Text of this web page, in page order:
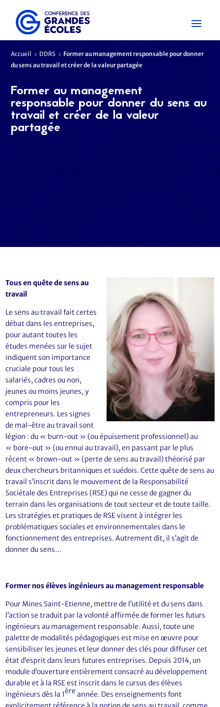
Accueil 5 DDRS 5 Former au management responsable pour donner
du sens au travail et créer de la valeur partagée
Former au management
responsable pour donner du sens au
travail et créer de la valeur
partagée
Tous en quête de sens au
travail
Le sens au travail fait certes
débat dans les entreprises,
pour autant toutes les
études menées sur le sujet
indiquent son importance
cruciale pour tous les
salariés, cadres ou non,
jeunes ou moins jeunes, y
compris pour les
entrepreneurs. Les signes
de mal-être au travail sont
légion : du « burn-out » (ou épuisement professionnel) au
« bore-out » (ou ennui au travail), en passant par le plus
récent « brown-out » (perte de sens au travail) théorisé par
deux chercheurs britanniques et suédois. Cette quête de sens au
travail s’inscrit dans le mouvement de la Responsabilité
Sociétale des Entreprises (RSE) qui ne cesse de gagner du
terrain dans les organisations de tout secteur et de toute taille.
Les stratégies et pratiques de RSE visent à intégrer les
problématiques sociales et environnementales dans le
fonctionnement des entreprises. Autrement dit, il s’agit de
donner du sens…
Former nos élèves ingénieurs au management responsable
Pour Mines Saint-Etienne, mettre de l’utilité et du sens dans
l’action se traduit par la volonté affirmée de former les futurs
ingénieurs au management responsable. Aussi, toute une
palette de modalités pédagogiques est mise en œuvre pour
sensibiliser les jeunes et leur donner des clés pour diffuser cet
état d’esprit dans leurs futures entreprises. Depuis 2014, un
module d’ouverture entièrement consacré au développement
durable et à la RSE est inscrit dans le cursus des élèves
ingénieurs dès la 1ère année. Des enseignements font